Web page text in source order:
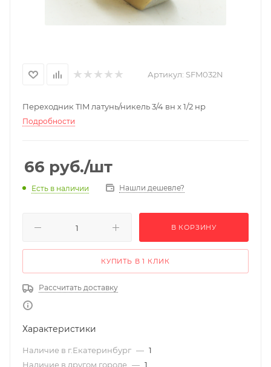
Артикул: SFM032N
Переходник TIM латунь/никель 3/4 вн x 1/2 нр
Подробности
66 руб./шт
Есть в наличии Нашли дешевле?
В КОРЗИНУ
КУПИТЬ В 1 КЛИК
Рассчитать доставку
Характеристики
Наличие в г.Екатеринбург — 1
Наличие в другом городе — 1